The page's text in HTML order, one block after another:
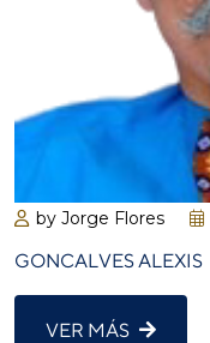
by Jorge Flores
GONCALVES ALEXIS
VER MÁS